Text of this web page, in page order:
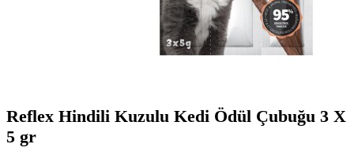
Reflex Hindili Kuzulu Kedi Ödül Çubuğu 3 X
5 gr